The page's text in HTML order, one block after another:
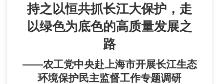
持之以恒共抓长江大保护，走
以绿色为底色的高质量发展之
路
——农工党中央赴上海市开展长江生态
环境保护民主监督工作专题调研